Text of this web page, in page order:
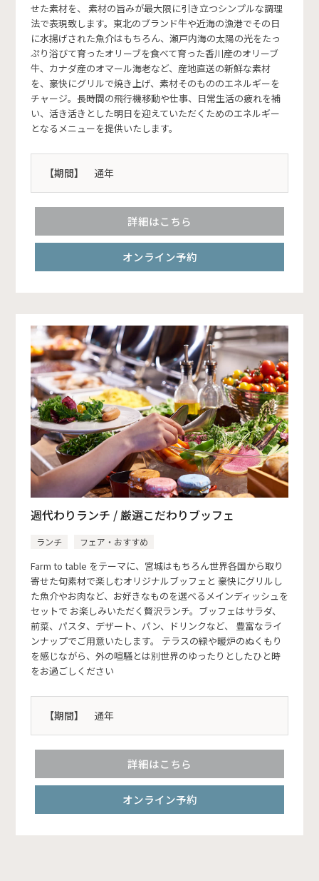
せた素材を、 素材の旨みが最大限に引き立つシンプルな調理
法で表現致します。東北のブランド牛や近海の漁港でその日
に水揚げされた魚介はもちろん、瀬戸内海の太陽の光をたっ
ぷり浴びて育ったオリーブを食べて育った香川産のオリーブ
牛、カナダ産のオマール海老など、産地直送の新鮮な素材
を、豪快にグリルで焼き上げ、素材そのもののエネルギーを
チャージ。長時間の飛行機移動や仕事、日常生活の疲れを補
い、活き活きとした明日を迎えていただくためのエネルギー
となるメニューを提供いたします。
【期間】 通年
詳細はこちら
オンライン予約
週代わりランチ / 厳選こだわりブッフェ
ランチ フェア・おすすめ
Farm to table をテーマに、宮城はもちろん世界各国から取り
寄せた旬素材で楽しむオリジナルブッフェと 豪快にグリルし
た魚介やお肉など、お好きなものを選べるメインディッシュを
セットで お楽しみいただく贅沢ランチ。ブッフェはサラダ、
前菜、パスタ、デザート、パン、ドリンクなど、 豊富なライ
ンナップでご用意いたします。 テラスの緑や暖炉のぬくもり
を感じながら、外の喧騒とは別世界のゆったりとしたひと時
をお過ごしください
【期間】 通年
詳細はこちら
オンライン予約